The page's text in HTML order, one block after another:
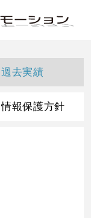
過去実績
報保護方針